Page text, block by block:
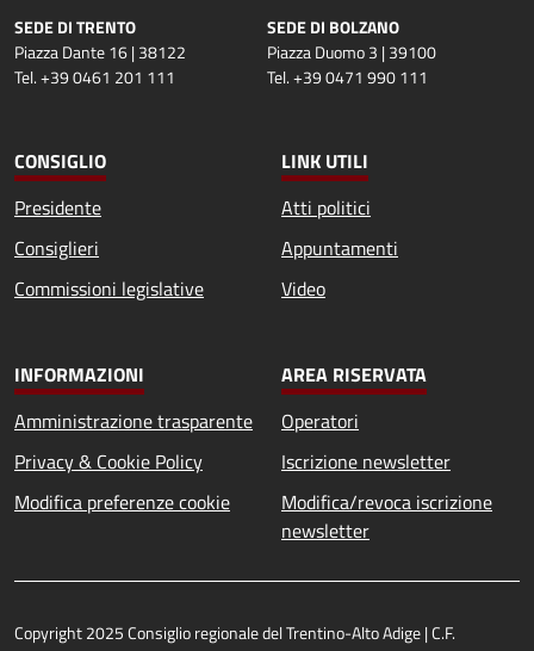
SEDE DI TRENTO
Piazza Dante 16 | 38122
Tel. +39 0461 201 111
SEDE DI BOLZANO
Piazza Duomo 3 | 39100
Tel. +39 0471 990 111
CONSIGLIO
Presidente
Consiglieri
Commissioni legislative
LINK UTILI
Atti politici
Appuntamenti
Video
INFORMAZIONI
Amministrazione trasparente
Privacy & Cookie Policy
Modifica preferenze cookie
AREA RISERVATA
Operatori
Iscrizione newsletter
Modifica/revoca iscrizione
newsletter
Copyright 2025 Consiglio regionale del Trentino-Alto Adige | C.F.